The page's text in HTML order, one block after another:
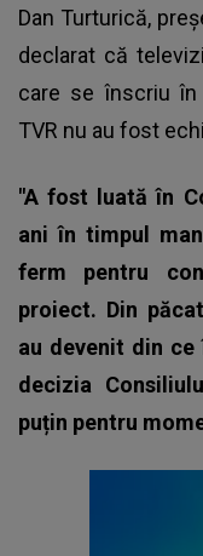
Dan Turturică,
declarat că
care se înscriu în
TVR nu au fost
"A fost luată în
ani în timpul
ferm pentru
proiect. Din
au devenit din
decizia
puțin pentru